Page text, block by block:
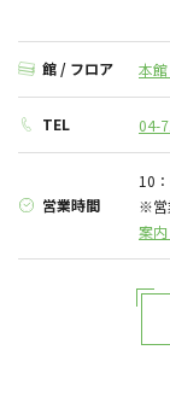
館 / フロア 本
TEL 04-
営業時間
10
※営
案